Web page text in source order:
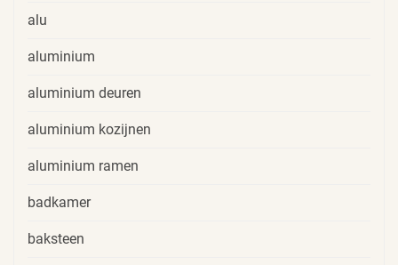
alu
aluminium
aluminium deuren
aluminium kozijnen
aluminium ramen
badkamer
baksteen